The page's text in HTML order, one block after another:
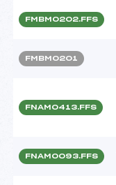
FMBM0202.FFS
FMBM0201
FNAM0413.FFS
FNAM0093.FFS